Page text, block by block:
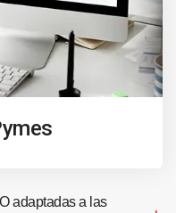
adaptadas a las